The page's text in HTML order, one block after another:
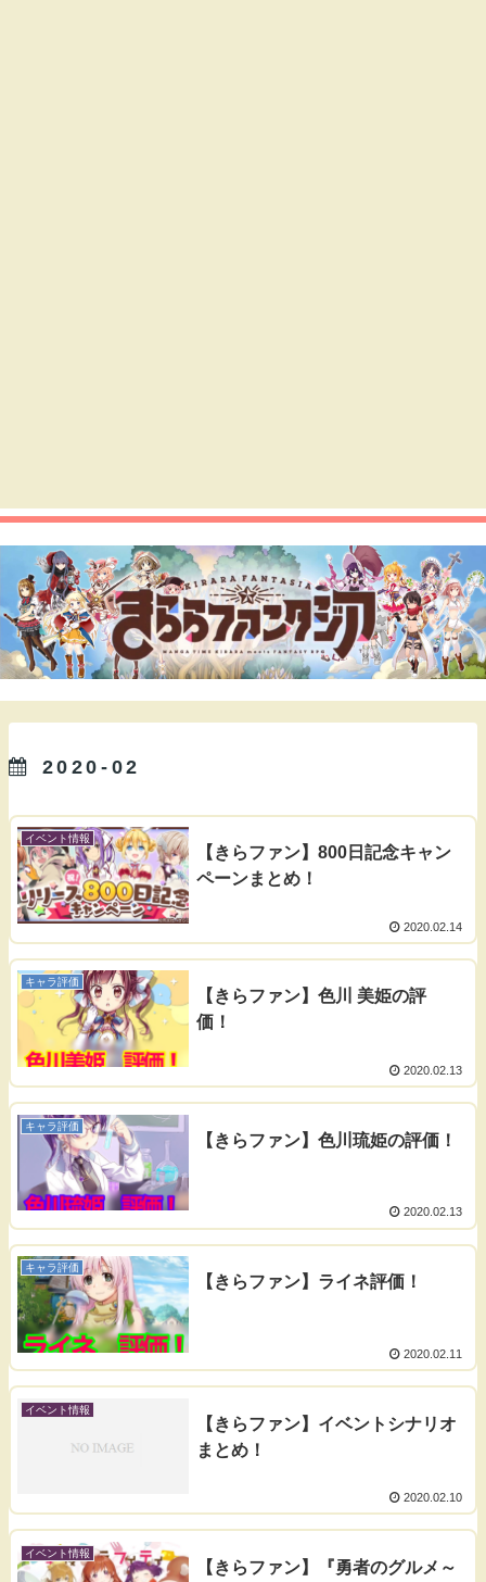
2020-02
イベント情報
【きらファン】800日記念キャン
ペーンまとめ！
2020.02.14
キャラ評価
【きらファン】色川 美姫の評
価！
2020.02.13
キャラ評価
【きらファン】色川琉姫の評価！
2020.02.13
キャラ評価
【きらファン】ライネ評価！
2020.02.11
イベント情報
【きらファン】イベントシナリオ
まとめ！
2020.02.10
イベント情報
【きらファン】『勇者のグルメ～